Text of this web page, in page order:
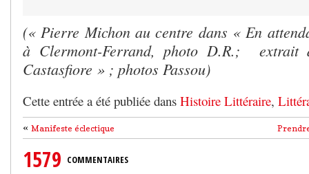
(« Pierre Michon au centre dans « En
à Clermont-Ferrand, photo D.R.;
Castasfiore » ; photos Passou)
Cette entrée a été publiée dans Histoire Littéraire,
« Manifeste éclectique
1579 COMMENTAIRES